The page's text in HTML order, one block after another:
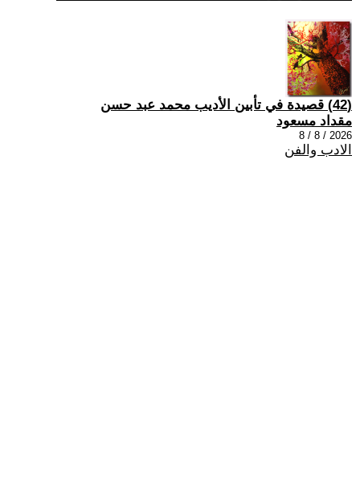
(42) قصيدة في تأبين الأديب محمد عبد حسن
مقداد مسعود
2026 / 8 / 8
الادب والفن